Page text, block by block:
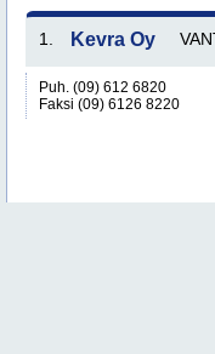
1. Kevra Oy
Puh. (09) 612 6820
Faksi (09) 6126 8220